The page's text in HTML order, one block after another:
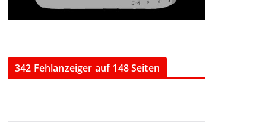
342 Fehlanzeiger auf 148 Seiten